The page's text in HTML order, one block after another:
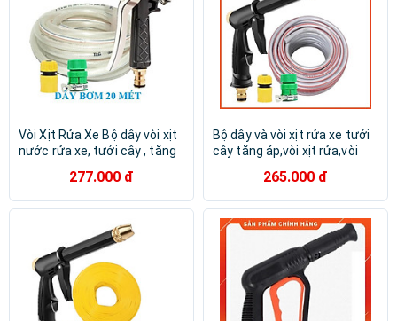
Vòi Xịt Rửa Xe️ Bộ dây vòi xịt
nước rửa xe, tưới cây , tăng
cút sập, + đai277.000 đ
Bộ dây và vòi xịt rửa xe tưới
cây tăng áp,vòi xịt rửa,vòi
cút nối xanh)265.000 đ